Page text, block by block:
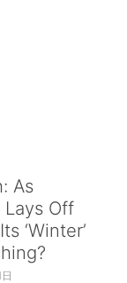
As
Off
‘Winter’